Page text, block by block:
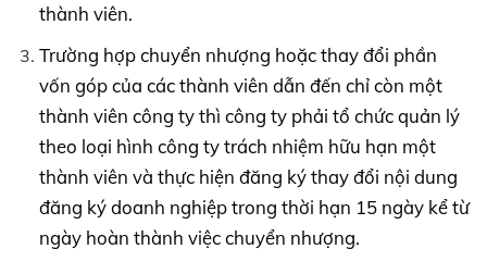
thành viên.
Trường hợp chuyển nhượng hoặc thay đổi phần
vốn góp của các thành viên dẫn đến chỉ còn một
thành viên công ty thì công ty phải tổ chức quản lý
theo loại hình công ty trách nhiệm hữu hạn một
thành viên và thực hiện đăng ký thay đổi nội dung
đăng ký doanh nghiệp trong thời hạn 15 ngày kể từ
ngày hoàn thành việc chuyển nhượng.